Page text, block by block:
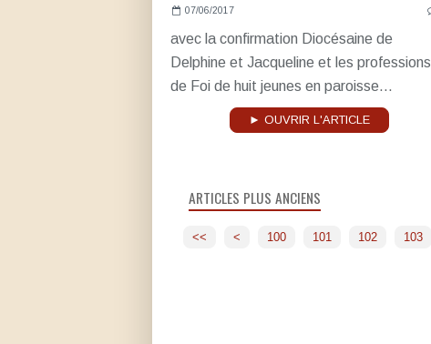
07/06/2017
avec la confirmation Diocésaine de
Delphine et Jacqueline et les professions
de Foi de huit jeunes en paroisse...
► OUVRIR L'ARTICLE
ARTICLES PLUS ANCIENS
<< < 100 101 102 103